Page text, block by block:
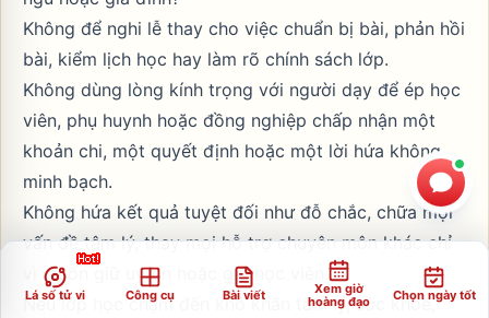
Không để nghi lễ thay cho việc chuẩn bị bài, phản hồi
bài, kiểm lịch học hay làm rõ chính sách lớp.
Không dùng lòng kính trọng với người dạy để ép học
viên, phụ huynh hoặc đồng nghiệp chấp nhận một
khoản chi, một quyết định hoặc một lời hứa không
minh bạch.
Không hứa kết quả tuyệt đối như đỗ chắc, chữa mọi
vấn đề tâm lý, thay mọi hỗ trợ chuyên môn khác chỉ
vì muốn giữ uy tín hoặc giữ học viên.
Nếu lớp học chạm đến khó khăn tâm lý, sức khỏe,
Lá số tử vi Công cụ Bài viết
Xem giờ
hoàng đạo
Chọn ngày tốt